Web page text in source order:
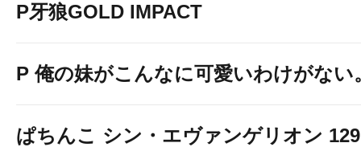
P牙狼GOLD IMPACT
P 俺の妹がこんなに可愛いわけがない
ぱちんこ シン・エヴァンゲリオン 129